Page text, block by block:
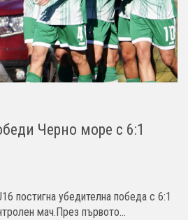
Черно море с 6:1
постигна убедителна победа с 6:1
мач.През първото...